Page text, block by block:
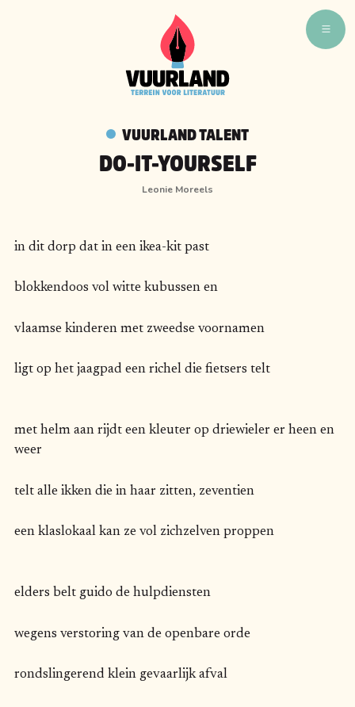
WAT ZIJN WIJ
VUURLAND TALENT
VUURLAND LEEST
VUURLAND TALENT
DO-IT-YOURSELF
Leonie Moreels
in dit dorp dat in een ikea-kit past
blokkendoos vol witte kubussen en
vlaamse kinderen met zweedse voornamen
ligt op het jaagpad een richel die fietsers telt
met helm aan rijdt een kleuter op driewieler er heen en
weer
telt alle ikken die in haar zitten, zeventien
een klaslokaal kan ze vol zichzelven proppen
elders belt guido de hulpdiensten
wegens verstoring van de openbare orde
rondslingerend klein gevaarlijk afval